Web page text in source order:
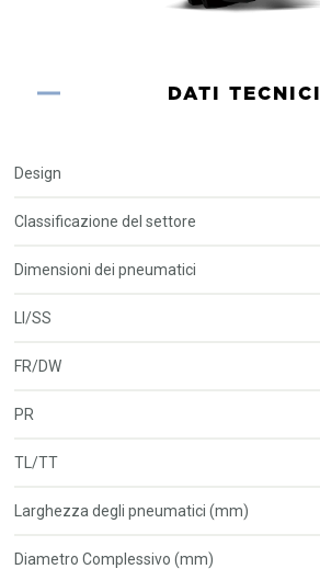
DATI TECNICI
Design
Classificazione del settore
Dimensioni dei pneumatici
LI/SS
FR/DW
PR
TL/TT
Larghezza degli pneumatici (mm)
Diametro Complessivo (mm)